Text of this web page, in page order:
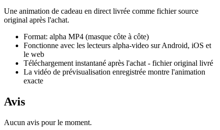
Une animation de cadeau en direct livrée comme fichier source
original après l'achat.
Format: alpha MP4 (masque côte à côte)
Fonctionne avec les lecteurs alpha-video sur Android, iOS et
le web
Téléchargement instantané après l'achat - fichier original livré
La vidéo de prévisualisation enregistrée montre l'animation
exacte
Avis
Aucun avis pour le moment.